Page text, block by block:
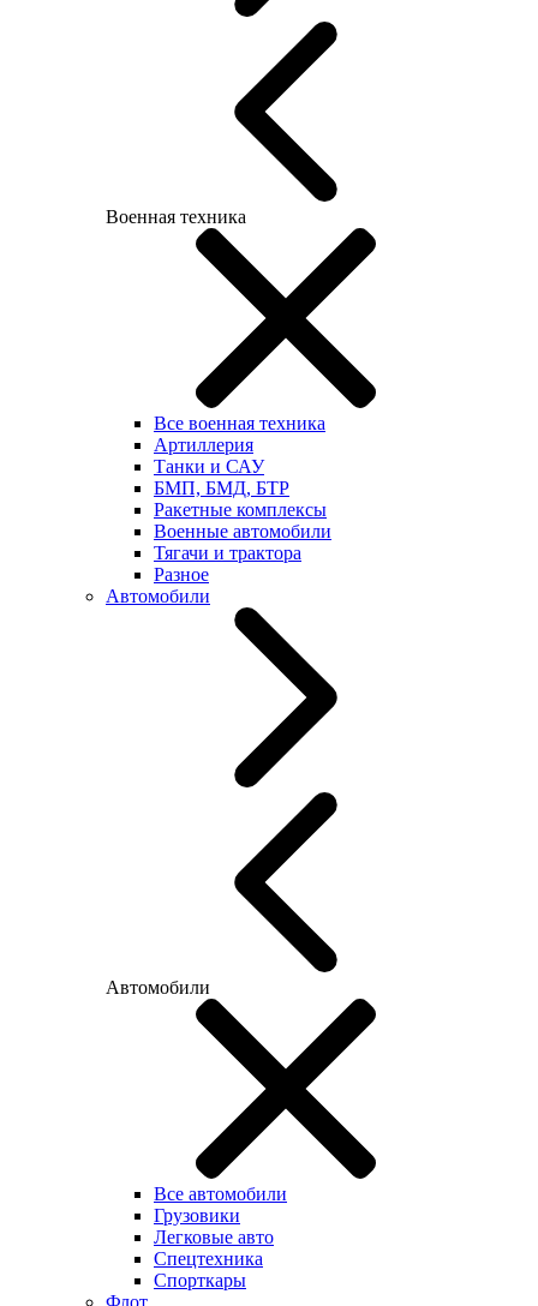
Военная техника
Все военная техника
Артиллерия
Танки и САУ
БМП, БМД, БТР
Ракетные комплексы
Военные автомобили
Тягачи и трактора
Разное
Автомобили
Автомобили
Все автомобили
Грузовики
Легковые авто
Спецтехника
Спорткары
Флот